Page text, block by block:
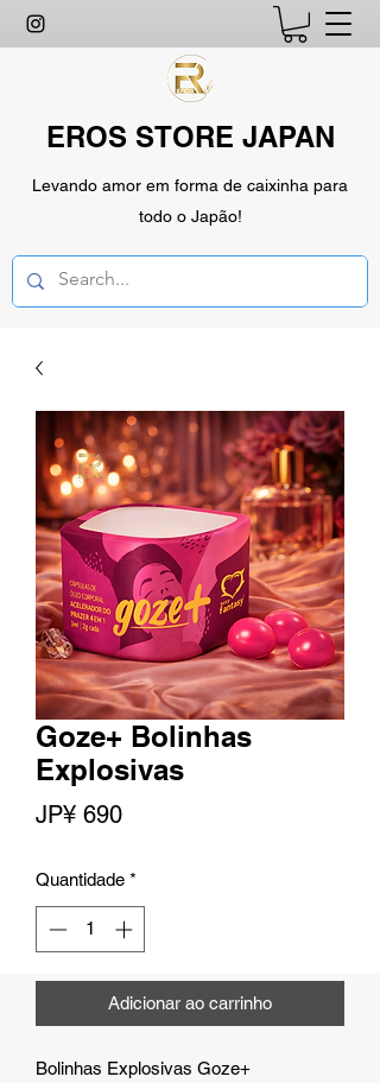
EROS STORE JAPAN
Levando amor em forma de caixinha para
todo o Japão!
Goze+ Bolinhas
Explosivas
JP¥ 690Preço
Quantidade *
Adicionar ao carrinho
Bolinhas Explosivas Goze+